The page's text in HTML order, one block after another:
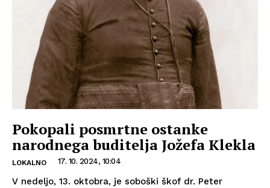
Pokopali posmrtne ostanke
narodnega buditelja Jožefa Klekla
LOKALNO 17. 10. 2024, 10:04
V nedeljo, 13. oktobra, je soboški škof dr. Peter